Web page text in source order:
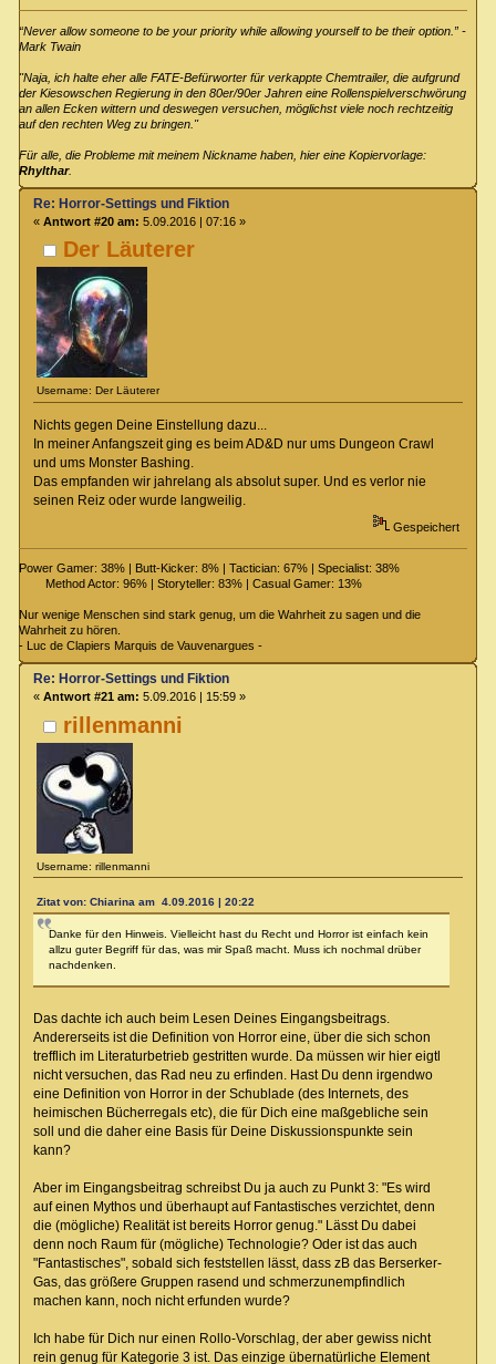
“Never allow someone to be your priority while allowing yourself to be their option.” -
Mark Twain
"Naja, ich halte eher alle FATE-Befürworter für verkappte Chemtrailer, die aufgrund
der Kiesowschen Regierung in den 80er/90er Jahren eine Rollenspielverschwörung
an allen Ecken wittern und deswegen versuchen, möglichst viele noch rechtzeitig
auf den rechten Weg zu bringen."
Für alle, die Probleme mit meinem Nickname haben, hier eine Kopiervorlage:
Rhylthar.
Der Läuterer
Username: Der Läuterer
Re: Horror-Settings und Fiktion
« Antwort #20 am: 5.09.2016 | 07:16 »
Nichts gegen Deine Einstellung dazu...
In meiner Anfangszeit ging es beim AD&D nur ums Dungeon Crawl
und ums Monster Bashing.
Das empfanden wir jahrelang als absolut super. Und es verlor nie
seinen Reiz oder wurde langweilig.
Gespeichert
Power Gamer: 38% | Butt-Kicker: 8% | Tactician: 67% | Specialist: 38%
Method Actor: 96% | Storyteller: 83% | Casual Gamer: 13%
Nur wenige Menschen sind stark genug, um die Wahrheit zu sagen und die
Wahrheit zu hören.
- Luc de Clapiers Marquis de Vauvenargues -
rillenmanni
Username: rillenmanni
Re: Horror-Settings und Fiktion
« Antwort #21 am: 5.09.2016 | 15:59 »
Zitat von: Chiarina am 4.09.2016 | 20:22
Danke für den Hinweis. Vielleicht hast du Recht und Horror ist einfach kein
allzu guter Begriff für das, was mir Spaß macht. Muss ich nochmal drüber
nachdenken.
Das dachte ich auch beim Lesen Deines Eingangsbeitrags.
Andererseits ist die Definition von Horror eine, über die sich schon
trefflich im Literaturbetrieb gestritten wurde. Da müssen wir hier eigtl
nicht versuchen, das Rad neu zu erfinden. Hast Du denn irgendwo
eine Definition von Horror in der Schublade (des Internets, des
heimischen Bücherregals etc), die für Dich eine maßgebliche sein
soll und die daher eine Basis für Deine Diskussionspunkte sein
kann?
Aber im Eingangsbeitrag schreibst Du ja auch zu Punkt 3: "Es wird
auf einen Mythos und überhaupt auf Fantastisches verzichtet, denn
die (mögliche) Realität ist bereits Horror genug." Lässt Du dabei
denn noch Raum für (mögliche) Technologie? Oder ist das auch
"Fantastisches", sobald sich feststellen lässt, dass zB das Berserker-
Gas, das größere Gruppen rasend und schmerzunempfindlich
machen kann, noch nicht erfunden wurde?
Ich habe für Dich nur einen Rollo-Vorschlag, der aber gewiss nicht
rein genug für Kategorie 3 ist. Das einzige übernatürliche Element